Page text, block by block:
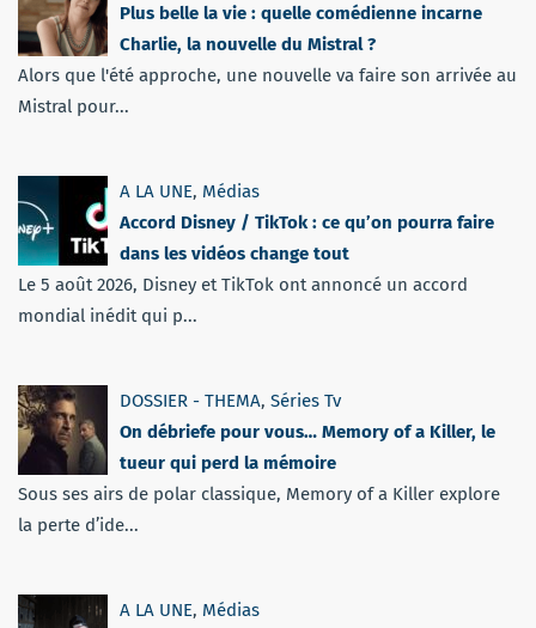
Plus belle la vie : quelle comédienne incarne
Charlie, la nouvelle du Mistral ?
Alors que l'été approche, une nouvelle va faire son arrivée au
Mistral pour...
A LA UNE, Médias
Accord Disney / TikTok : ce qu’on pourra faire
dans les vidéos change tout
Le 5 août 2026, Disney et TikTok ont annoncé un accord
mondial inédit qui p...
DOSSIER - THEMA, Séries Tv
On débriefe pour vous… Memory of a Killer, le
tueur qui perd la mémoire
Sous ses airs de polar classique, Memory of a Killer explore
la perte d’ide...
A LA UNE, Médias